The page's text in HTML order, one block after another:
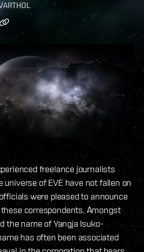
freelance journalists
of EVE have not fallen on
were pleased to announce
correspondents. Amongst
the name of Yangja Isuko-
has often been associated